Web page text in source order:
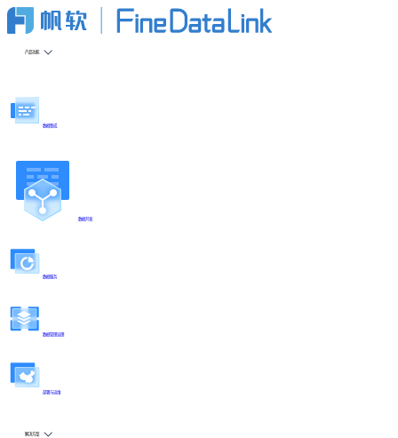
产品功能
数据集成
数据开发
数据服务
数据管理治理
部署与运维
解决方案